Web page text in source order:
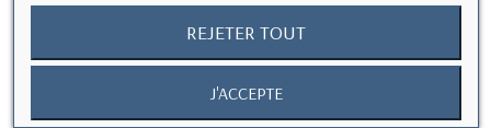
Inclus un adaptateur magnétique MagSafe
Permettant de rendre compatible MagSafe tous les iPhones
à partir de l’iPhone 8, et permet d’utiliser le system MagSafe avec votre
coque de protection Waterproof ou Antichoc
REJETER TOUT
J'ACCEPTE